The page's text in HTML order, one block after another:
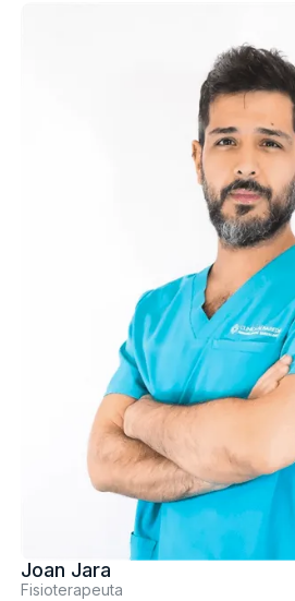
Joan Jara
Fisioterapeuta